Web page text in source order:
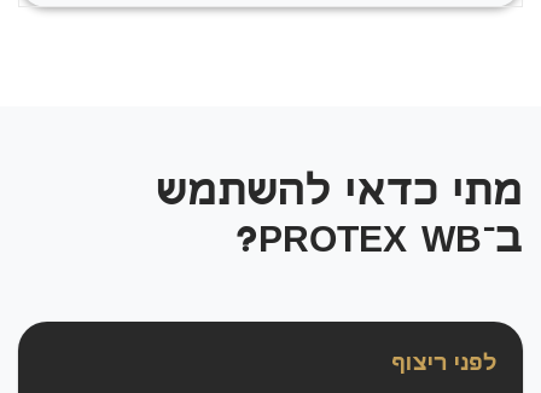
מתי כדאי להשתמש
ב־PROTEX WB?
לפני ריצוף